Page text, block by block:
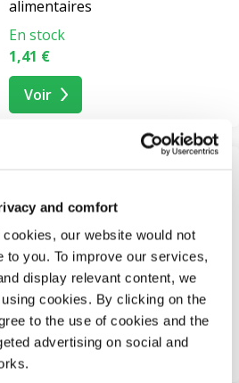
and comfort
our website would not
to you. To improve our services,
display relevant content, we
cookies. By clicking on the
to the use of cookies and the
advertising on social and
alimentaires
En stock
1,41 €
Voir
pulvérisateurs GL 18,
diamètre 2,5 mm
Arroseurs
En stock
0,97 €
Voir